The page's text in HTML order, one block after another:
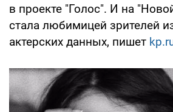
в проекте "Голос". И на
стала любимицей зрителей
актерских данных, пишет